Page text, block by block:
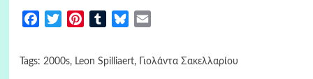
FacebookTwitterPinterestTumblrBluesky
Tags: 2000s, Leon Spilliaert, Γιολάντα Σακελλαρίου